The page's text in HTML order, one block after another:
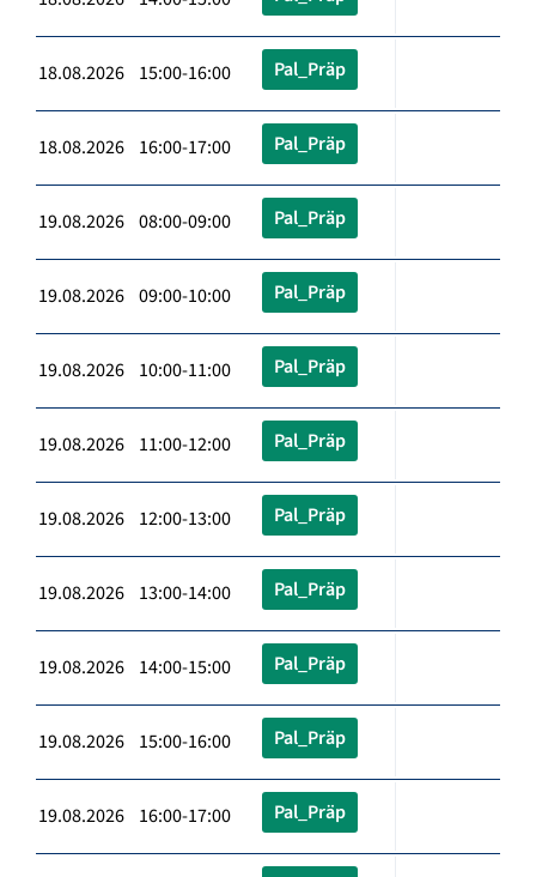
18.08.2026 15:00-16:00 Pal_Präp
18.08.2026 16:00-17:00 Pal_Präp
19.08.2026 08:00-09:00 Pal_Präp
19.08.2026 09:00-10:00 Pal_Präp
19.08.2026 10:00-11:00 Pal_Präp
19.08.2026 11:00-12:00 Pal_Präp
19.08.2026 12:00-13:00 Pal_Präp
19.08.2026 13:00-14:00 Pal_Präp
19.08.2026 14:00-15:00 Pal_Präp
19.08.2026 15:00-16:00 Pal_Präp
19.08.2026 16:00-17:00 Pal_Präp